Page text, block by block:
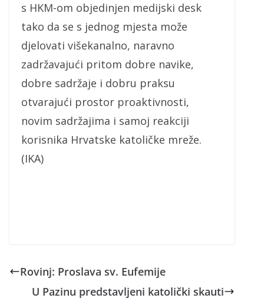
s HKM-om objedinjen medijski desk
tako da se s jednog mjesta može
djelovati višekanalno, naravno
zadržavajući pritom dobre navike,
dobre sadržaje i dobru praksu
otvarajući prostor proaktivnosti,
novim sadržajima i samoj reakciji
korisnika Hrvatske katoličke mreže.
(IKA)
Rovinj: Proslava sv. Eufemije
U Pazinu predstavljeni katolički skauti